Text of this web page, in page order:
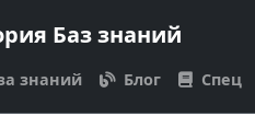
Баз знаний
знаний Блог